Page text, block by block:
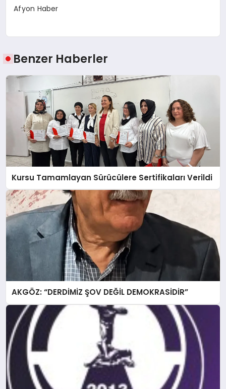
Afyon Haber
Benzer Haberler
Kursu Tamamlayan Sürücülere Sertifikaları Verildi
AKGÖZ: “DERDİMİZ ŞOV DEĞİL DEMOKRASİDİR”